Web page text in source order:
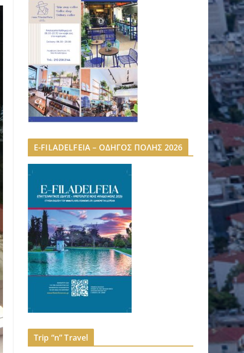
E-FILADELFEIA – ΟΔΗΓΟΣ ΠΟΛΗΣ 2026
Trip “n” Travel